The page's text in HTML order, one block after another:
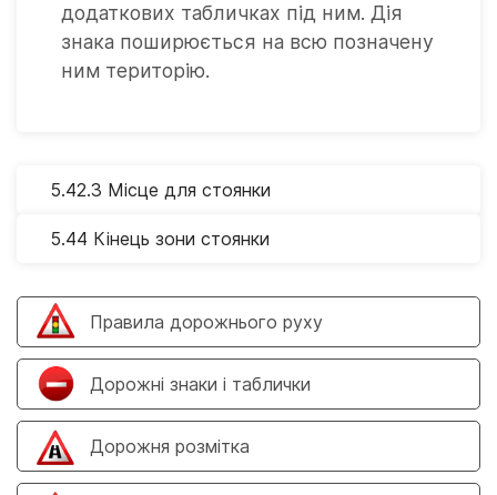
додаткових табличках під ним. Дія
знака поширюється на всю позначену
ним територію.
5.42.3 Місце для стоянки
5.44 Кінець зони стоянки
Правила дорожнього руху
Дорожні знаки і таблички
Дорожня розмітка